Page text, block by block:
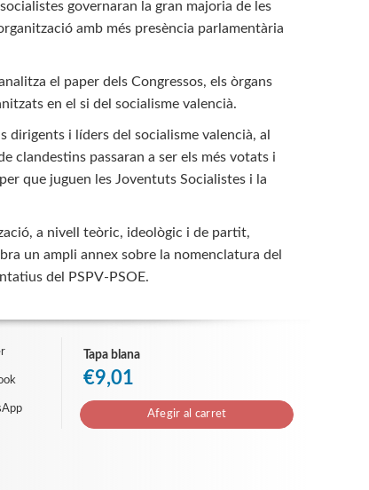
governaran la gran majoria de les
amb més presència parlamentària
el paper dels Congressos, els òrgans
en el si del socialisme valencià.
dirigents i líders del socialisme valencià, al
clandestins passaran a ser els més votats i
que juguen les Joventuts Socialistes i la
a nivell teòric, ideològic i de partit,
un ampli annex sobre la nomenclatura del
del PSPV-PSOE.
Tapa blana
€9,01
Afegir al carret